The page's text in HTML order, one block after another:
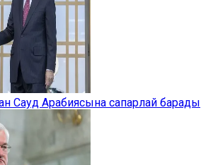
Сауд Арабиясына сапарлай барады